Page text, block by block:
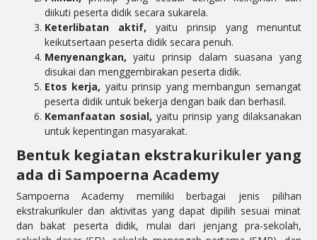
diikuti peserta didik secara sukarela.
Keterlibatan aktif, yaitu prinsip yang menuntut
keikutsertaan peserta didik secara penuh.
Menyenangkan, yaitu prinsip dalam suasana yang
disukai dan menggembirakan peserta didik.
Etos kerja, yaitu prinsip yang membangun semangat
peserta didik untuk bekerja dengan baik dan berhasil.
Kemanfaatan sosial, yaitu prinsip yang dilaksanakan
untuk kepentingan masyarakat.
Bentuk kegiatan ekstrakurikuler yang
ada di Sampoerna Academy
Sampoerna Academy memiliki berbagai jenis pilihan
ekstrakurikuler dan aktivitas yang dapat dipilih sesuai minat
dan bakat peserta didik, mulai dari jenjang pra-sekolah,